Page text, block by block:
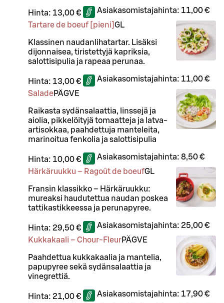
Hinta: 13,00 € Asiakasomistajahinta: 11,00 €
Tartare de boeuf [pieni] GL
Klassinen naudanlihatartar. Lisäksi
dijonnaisea, tiristettyjä kapriksia,
salottisipulia ja rapeaa perunaa.
Hinta: 13,00 € Asiakasomistajahinta: 11,00 €
SaladePÄGVE
Raikasta sydänsalaattia, linssejä ja
aiolia, pikkelöityjä tomaatteja ja latva-
artisokkaa, paahdettuja manteleita,
marinoitua fenkolia ja salottisipulia
Hinta: 10,00 € Asiakasomistajahinta: 8,50 €
Härkäruukku – Ragoût de boeufGL
Fransin klassikko – Härkäruukku:
mureaksi haudutettua naudan poskea
tattikastikkeessa ja perunapyree.
Hinta: 29,50 € Asiakasomistajahinta: 25,00 €
Kukkakaali – Chour-FleurPÄGVE
Paahdettua kukkakaalia ja mantelia,
papupyree sekä sydänsalaattia ja
vinegrettiä.
Hinta: 21,00 € Asiakasomistajahinta: 17,90 €